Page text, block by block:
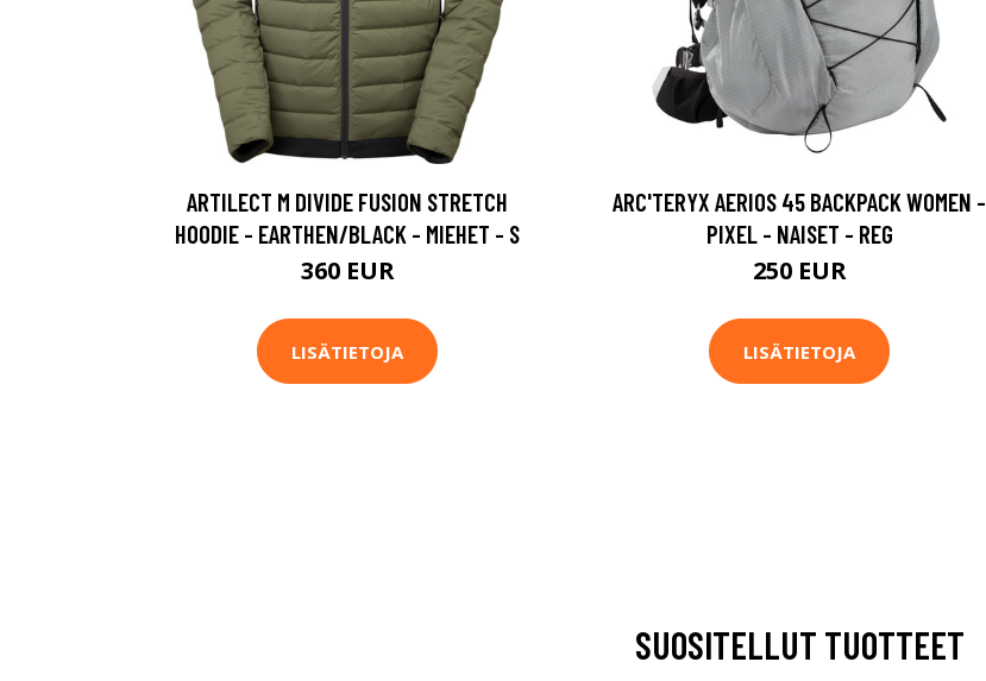
ARTILECT M DIVIDE FUSION STRETCH
HOODIE - EARTHEN/BLACK - MIEHET - S
360 EUR
LISÄTIETOJA
ARC'TERYX AERIOS 45 BACKPACK WOMEN -
PIXEL - NAISET - REG
250 EUR
LISÄTIETOJA
SUOSITELLUT TUOTTEET